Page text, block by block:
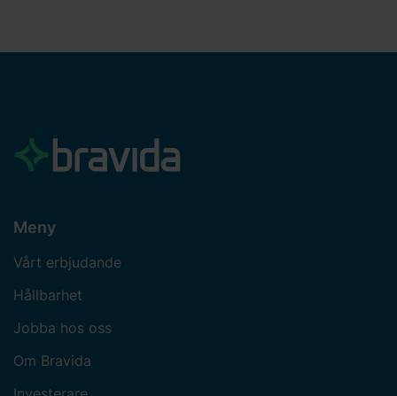
Meny
Vårt erbjudande
Hållbarhet
Jobba hos oss
Om Bravida